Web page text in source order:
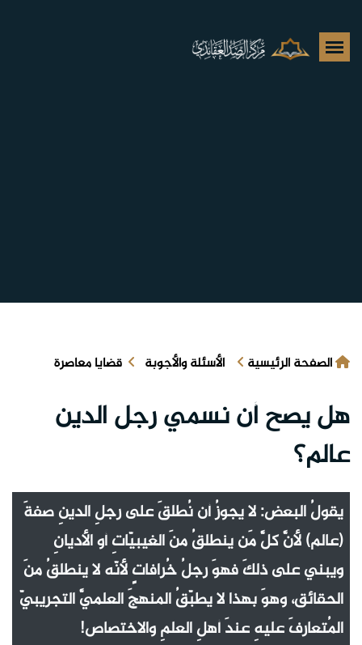
الصفحة الرئيسية الأسئلة والأجوبة قضايا معاصرة
هل يصح أن نسمي رجل الدين
عالم؟
يقولُ البعض: لا يجوزُ أن نُطلقَ على رجلِ الدينِ صفةَ
(عالم) لأنَّ كلَّ مَن ينطلقُ منَ الغيبيّاتِ أو الأديانِ
ويبني على ذلكَ فهوَ رجلُ خُرافاتٍ لأنّه لا ينطلقُ منَ
الحقائق، وهوَ بهذا لا يطبّقُ المنهجَ العلميَّ التجريبيّ
المُتعارفَ عليهِ عندَ أهلِ العلمِ والاختصاص!